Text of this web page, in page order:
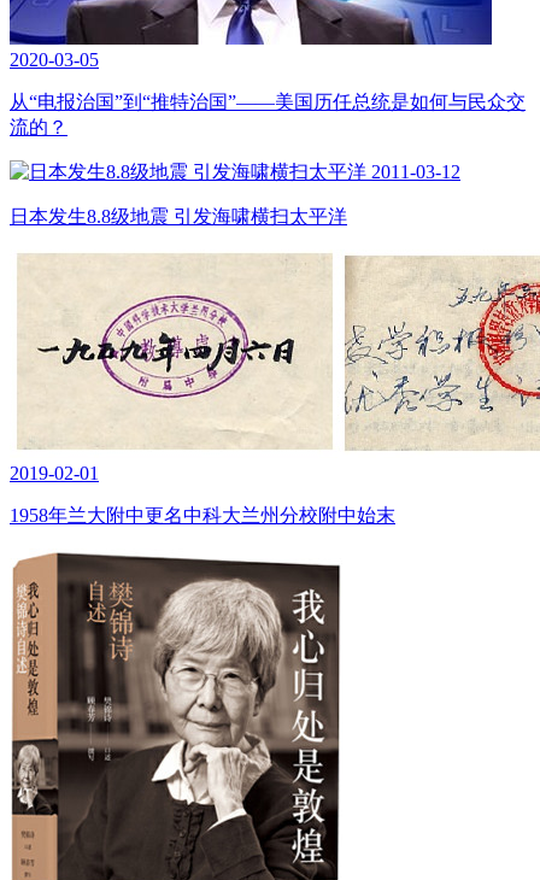
2020-03-05
从“电报治国”到“推特治国”——美国历任总统是如何与民众交
流的？
2011-03-12
日本发生8.8级地震 引发海啸横扫太平洋
2019-02-01
1958年兰大附中更名中科大兰州分校附中始末